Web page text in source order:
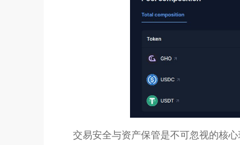
交易安全与资产保管是不可忽视的核